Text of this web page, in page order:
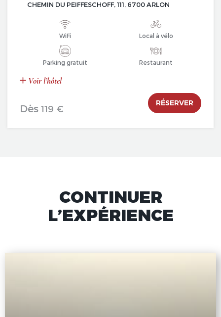
CHEMIN DU PEIFFESCHOFF, 111, 6700 ARLON
WiFi Local à vélo
Parking gratuit Restaurant
Voir l’hôtel
Dès 119 €
RÉSERVER
CONTINUER
L’EXPÉRIENCE